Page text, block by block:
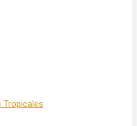
Tropicales